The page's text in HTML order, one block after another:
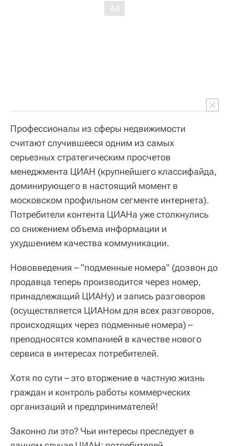
Профессионалы из сферы недвижимости
считают случившееся одним из самых
серьезных стратегическим просчетов
менеджмента ЦИАН (крупнейшего классифайда,
доминирующего в настоящий момент в
московском профильном сегменте интернета).
Потребители контента ЦИАНа уже столкнулись
со снижением объема информации и
ухудшением качества коммуникации.
Нововведения – "подменные номера" (дозвон до
продавца теперь производится через номер,
принадлежащий ЦИАНу) и запись разговоров
(осуществляется ЦИАНом для всех разговоров,
происходящих через подменные номера) –
преподносятся компанией в качестве нового
сервиса в интересах потребителей.
Хотя по сути – это вторжение в частную жизнь
граждан и контроль работы коммерческих
организаций и предпринимателей!
Законно ли это? Чьи интересы преследует в